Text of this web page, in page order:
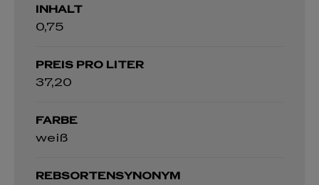
INHALT
0,75
PREIS PRO LITER
37,20
FARBE
weiß
REBSORTENSYNONYM